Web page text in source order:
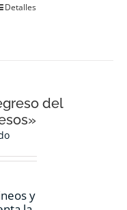
Detalles
del
y